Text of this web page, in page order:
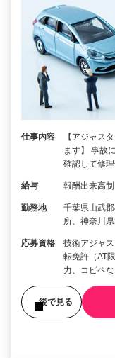
仕事内容
【アジャス
ます】 事故
確認して修
給与 報酬出来高
勤務地
千葉県山武
所、神奈川
応募資格
技術アジャ
転免許（AT
力、コピペな
後で見る